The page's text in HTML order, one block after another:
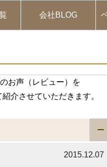
会社BLOG
お声（レビュー）を
介させていただきます。
2015.12.07